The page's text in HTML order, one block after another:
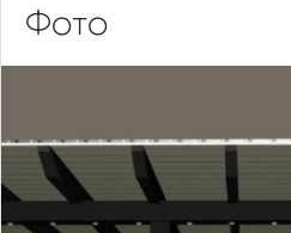
Фото